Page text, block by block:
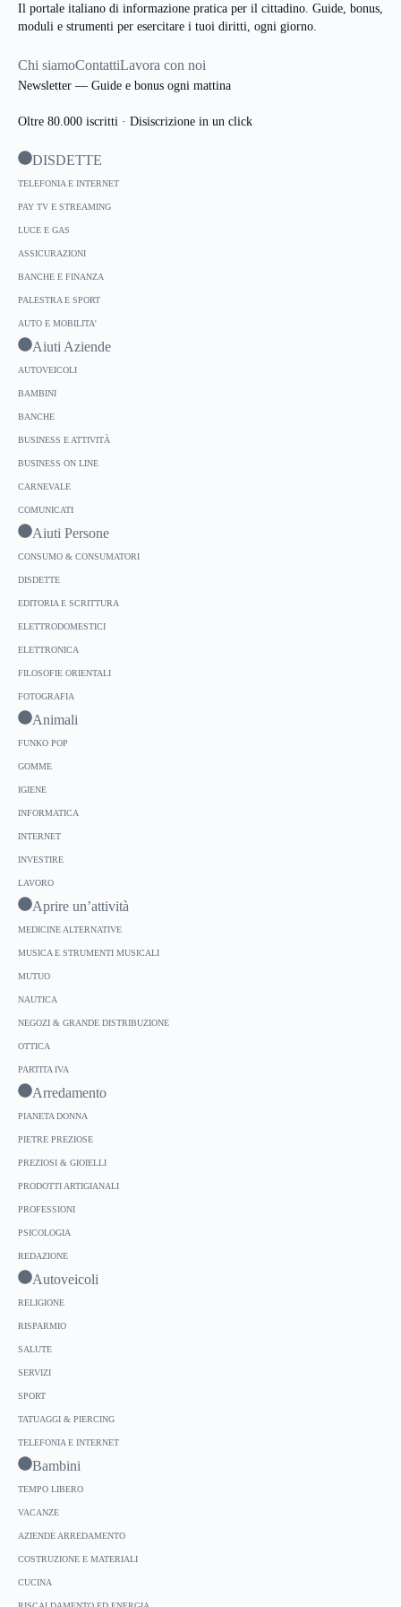
Il portale italiano di informazione pratica per il cittadino. Guide, bonus,
moduli e strumenti per esercitare i tuoi diritti, ogni giorno.
Chi siamoContattiLavora con noi
Newsletter — Guide e bonus ogni mattina
Oltre 80.000 iscritti · Disiscrizione in un click
DISDETTE
TELEFONIA E INTERNET
PAY TV E STREAMING
LUCE E GAS
ASSICURAZIONI
BANCHE E FINANZA
PALESTRA E SPORT
AUTO E MOBILITA'
Aiuti Aziende
AUTOVEICOLI
BAMBINI
BANCHE
BUSINESS E ATTIVITÀ
BUSINESS ON LINE
CARNEVALE
COMUNICATI
Aiuti Persone
CONSUMO & CONSUMATORI
DISDETTE
EDITORIA E SCRITTURA
ELETTRODOMESTICI
ELETTRONICA
FILOSOFIE ORIENTALI
FOTOGRAFIA
Animali
FUNKO POP
GOMME
IGIENE
INFORMATICA
INTERNET
INVESTIRE
LAVORO
Aprire un’attività
MEDICINE ALTERNATIVE
MUSICA E STRUMENTI MUSICALI
MUTUO
NAUTICA
NEGOZI & GRANDE DISTRIBUZIONE
OTTICA
PARTITA IVA
Arredamento
PIANETA DONNA
PIETRE PREZIOSE
PREZIOSI & GIOIELLI
PRODOTTI ARTIGIANALI
PROFESSIONI
PSICOLOGIA
REDAZIONE
Autoveicoli
RELIGIONE
RISPARMIO
SALUTE
SERVIZI
SPORT
TATUAGGI & PIERCING
TELEFONIA E INTERNET
Bambini
TEMPO LIBERO
VACANZE
AZIENDE ARREDAMENTO
COSTRUZIONE E MATERIALI
CUCINA